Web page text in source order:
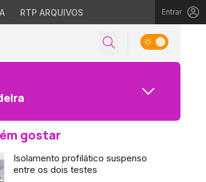
RTP ARQUIVOS Entrar
gostar
Isolamento profilático suspenso
entre os dois testes